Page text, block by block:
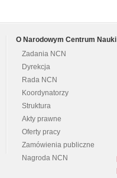
O Narodowym Centrum Nauki
Zadania NCN
Dyrekcja
Rada NCN
Koordynatorzy
Struktura
Akty prawne
Oferty pracy
Zamówienia publiczne
Nagroda NCN